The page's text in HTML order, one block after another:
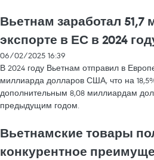
Вьетнам заработал
экспорте в ЕС в 2024
06/02/2025 16:39
В 2024 году Вьетнам отправил в
миллиарда долларов США, что на
дополнительным 8,08 миллиардам
предыдущим годом.
Вьетнамские товары
конкурентное